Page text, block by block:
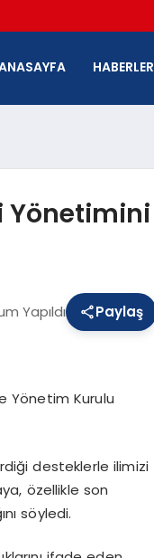
HABERLER
Yönetimini
Yapıldı Paylaş
Yönetim Kurulu
desteklerle ilimizi
özellikle son
söyledi.